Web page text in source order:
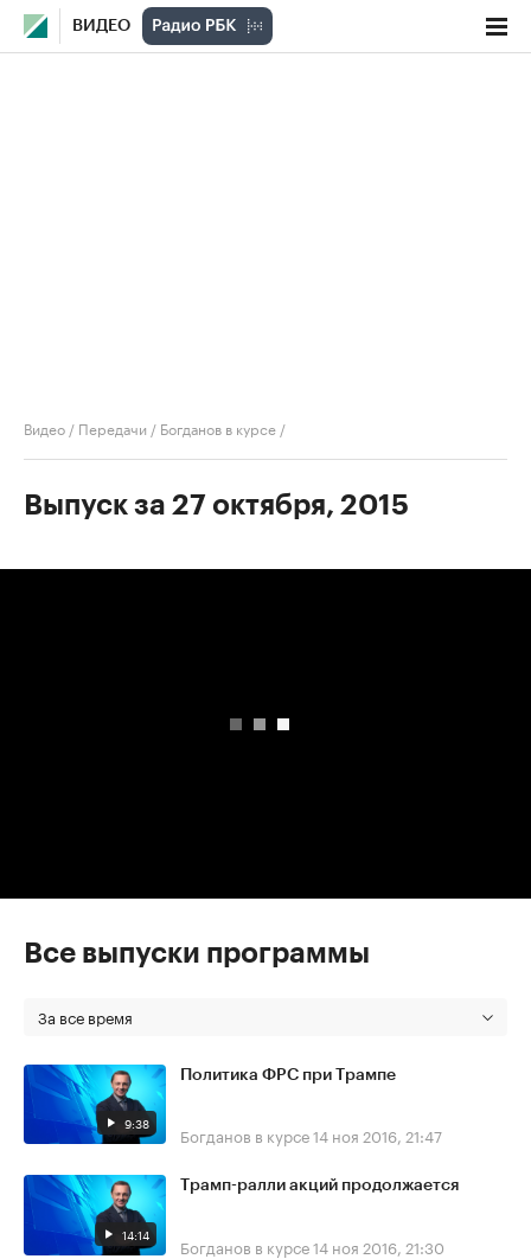
ВИДЕО
Видео / Передачи / Богданов в курсе /
Выпуск за 27 октября, 2015
Все выпуски программы
За все время
9:38
Политика ФРС при Трампе
Богданов в курсе14 ноя 2016, 21:47
14:14
Трамп-ралли акций продолжается
Богданов в курсе14 ноя 2016, 21:30